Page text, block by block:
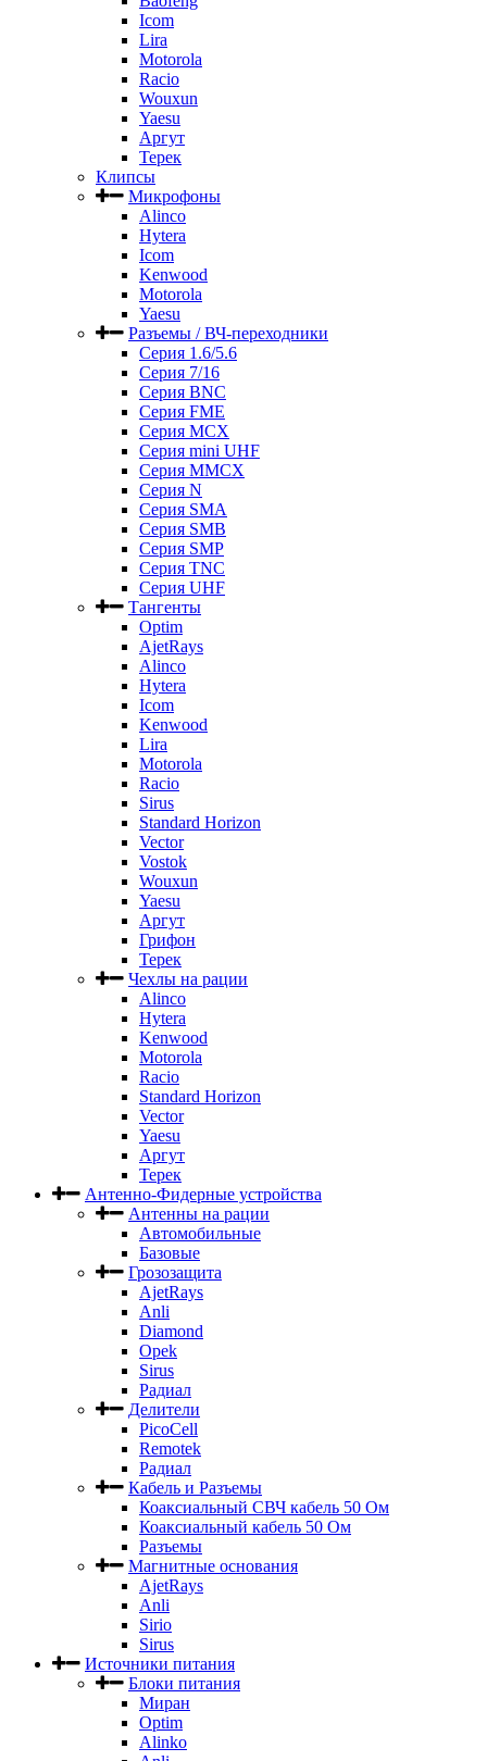
Icom
Lira
Motorola
Racio
Wouxun
Yaesu
Аргут
Терек
Клипсы
Микрофоны
Alinco
Hytera
Icom
Kenwood
Motorola
Yaesu
Разъемы / ВЧ-переходники
Серия 1.6/5.6
Серия 7/16
Серия BNC
Серия FME
Серия MCX
Серия mini UHF
Серия MMCX
Серия N
Серия SMA
Серия SMB
Серия SMP
Серия TNC
Серия UHF
Тангенты
Optim
AjetRays
Alinco
Hytera
Icom
Kenwood
Lira
Motorola
Racio
Sirus
Standard Horizon
Vector
Vostok
Wouxun
Yaesu
Аргут
Грифон
Терек
Чехлы на рации
Alinco
Hytera
Kenwood
Motorola
Racio
Standard Horizon
Vector
Yaesu
Аргут
Терек
Антенно-Фидерные устройства
Антенны на рации
Автомобильные
Базовые
Грозозащита
AjetRays
Anli
Diamond
Opek
Sirus
Радиал
Делители
PicoCell
Remotek
Радиал
Кабель и Разъемы
Коаксиальный СВЧ кабель 50 Ом
Коаксиальный кабель 50 Ом
Разъемы
Магнитные основания
AjetRays
Anli
Sirio
Sirus
Источники питания
Блоки питания
Миран
Optim
Alinko